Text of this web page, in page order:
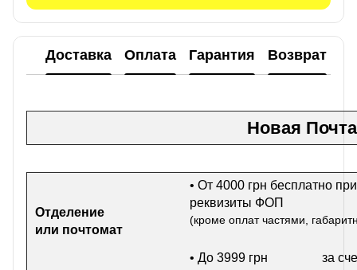
Доставка Оплата Гарантия Возврат
Новая Почта
Отделение
или почтомат
• От 4000 грн бесплатно
реквизиты ФОП
(кроме оплат частями,
• До 3999 грн за